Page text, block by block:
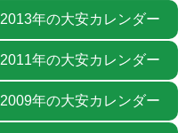
2013年の大安カレンダー
2011年の大安カレンダー
2009年の大安カレンダー